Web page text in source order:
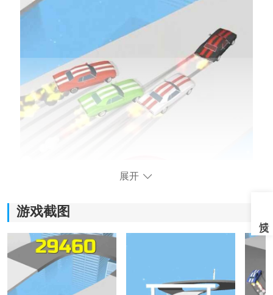
展开
游戏截图